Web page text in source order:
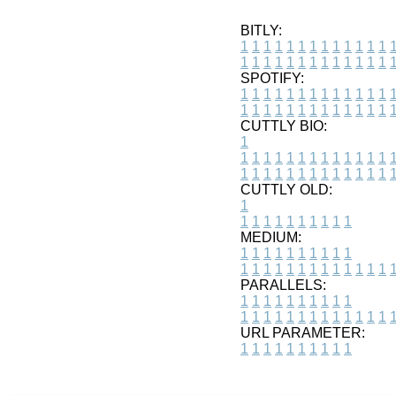
BITLY:
1 1 1 1 1 1 1 1 1 1 1 1 1 1
1 1 1 1 1 1 1 1 1 1 1 1 1 1
SPOTIFY:
1 1 1 1 1 1 1 1 1 1 1 1 1 1
1 1 1 1 1 1 1 1 1 1 1 1 1 1
CUTTLY BIO:
1
1 1 1 1 1 1 1 1 1 1 1 1 1 1
1 1 1 1 1 1 1 1 1 1 1 1 1 1
CUTTLY OLD:
1
1 1 1 1 1 1 1 1 1 1
MEDIUM:
1 1 1 1 1 1 1 1 1 1
1 1 1 1 1 1 1 1 1 1 1 1 1 1
PARALLELS:
1 1 1 1 1 1 1 1 1 1
1 1 1 1 1 1 1 1 1 1 1 1 1 1
URL PARAMETER:
1 1 1 1 1 1 1 1 1 1